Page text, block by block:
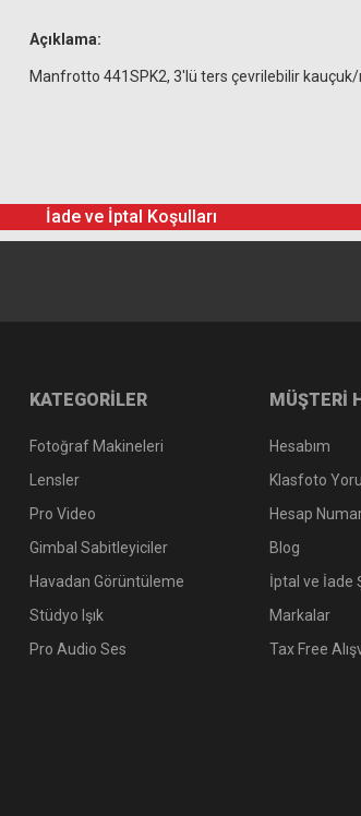
Açıklama:
Manfrotto 441SPK2, 3'lü ters çevrilebilir kauçuk/
İade ve İptal Koşulları
KATEGORİLER
Fotoğraf Makineleri
Lensler
Pro Video
Gimbal Sabitleyiciler
Havadan Görüntüleme
Stüdyo Işık
Pro Audio Ses
MÜŞTERİ
Hesabım
Klasfoto
Hesap
Blog
İptal ve İade
Markalar
Tax Free